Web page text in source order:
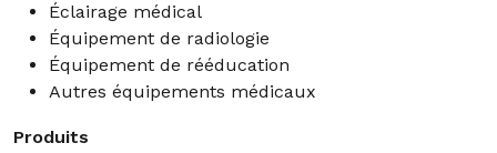
Éclairage médical
Équipement de radiologie
Équipement de rééducation
Autres équipements médicaux
Produits